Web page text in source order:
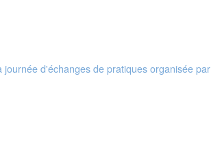
journée d'échanges de pratiques organisée